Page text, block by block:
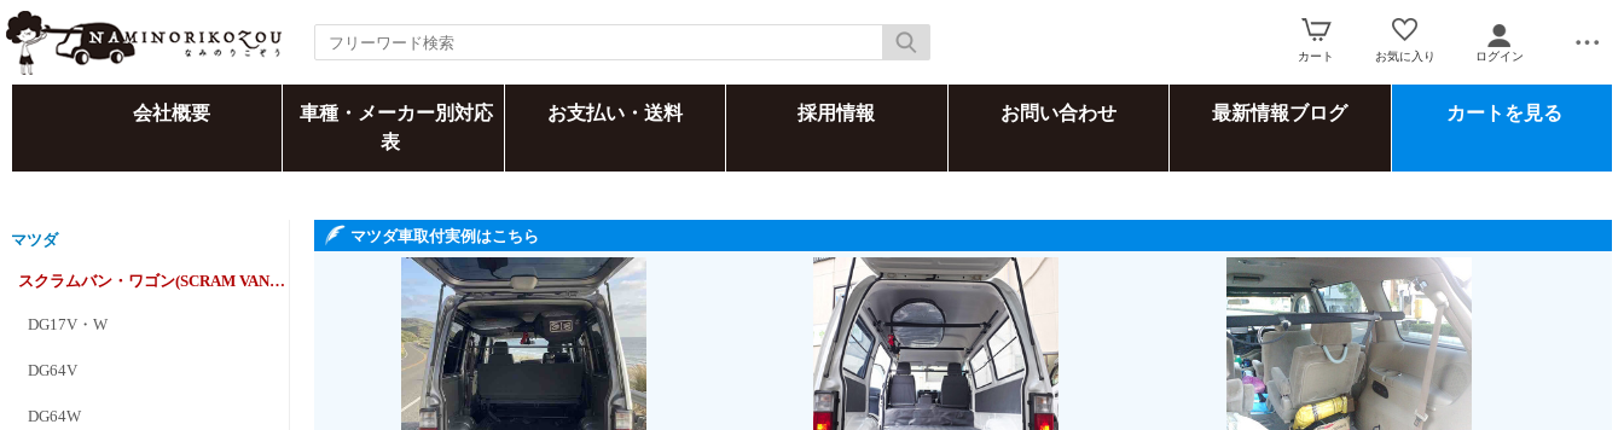
カート お気に入り ログイン
会社概要
車種・メーカー別対応
表
お支払い・送料 採用情報 お問い合わせ 最新情報ブログ カートを見る
マツダ
スクラムバン・ワゴン(SCRAM VAN・WAGON)
DG17V・W
DG64V
DG64W
マツダ車取付実例はこちら